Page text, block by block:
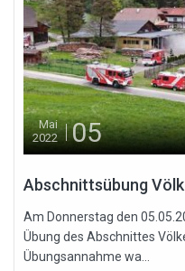
Mai
2022
05
Abschnittsübung
Am Donnerstag den
Übung des Abschnittes
Übungsannahme wa...